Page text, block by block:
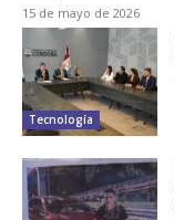
15 de mayo de 2026
Tecnología